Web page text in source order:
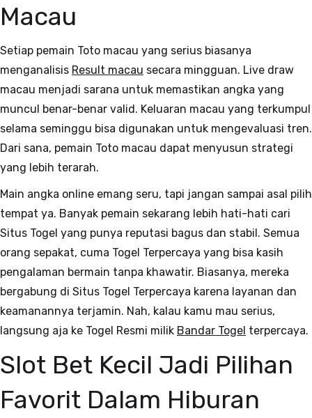
Macau
Setiap pemain Toto macau yang serius biasanya
menganalisis Result macau secara mingguan. Live draw
macau menjadi sarana untuk memastikan angka yang
muncul benar-benar valid. Keluaran macau yang terkumpul
selama seminggu bisa digunakan untuk mengevaluasi tren.
Dari sana, pemain Toto macau dapat menyusun strategi
yang lebih terarah.
Main angka online emang seru, tapi jangan sampai asal pilih
tempat ya. Banyak pemain sekarang lebih hati-hati cari
Situs Togel yang punya reputasi bagus dan stabil. Semua
orang sepakat, cuma Togel Terpercaya yang bisa kasih
pengalaman bermain tanpa khawatir. Biasanya, mereka
bergabung di Situs Togel Terpercaya karena layanan dan
keamanannya terjamin. Nah, kalau kamu mau serius,
langsung aja ke Togel Resmi milik Bandar Togel terpercaya.
Slot Bet Kecil Jadi Pilihan
Favorit Dalam Hiburan